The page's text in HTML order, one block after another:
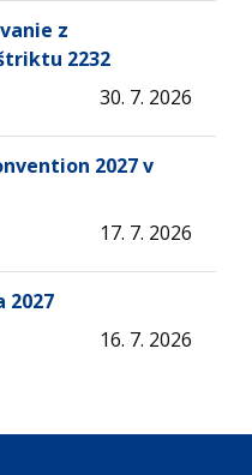
z
2232
30. 7. 2026
2027 v
17. 7. 2026
16. 7. 2026